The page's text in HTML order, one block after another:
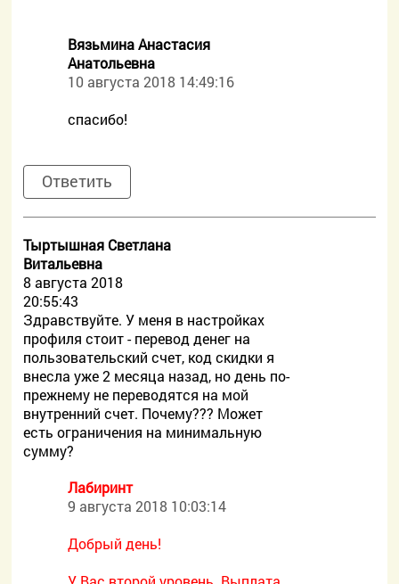
Вязьмина Анастасия
Анатольевна
10 августа 2018 14:49:16
спасибо!
Ответить
Тыртышная Светлана
Витальевна
8 августа 2018
20:55:43
Здравствуйте. У меня в настройках
профиля стоит - перевод денег на
пользовательский счет, код скидки я
внесла уже 2 месяца назад, но день по-
прежнему не переводятся на мой
внутренний счет. Почему??? Может
есть ограничения на минимальную
сумму?
Лабиринт
9 августа 2018 10:03:14
Добрый день!